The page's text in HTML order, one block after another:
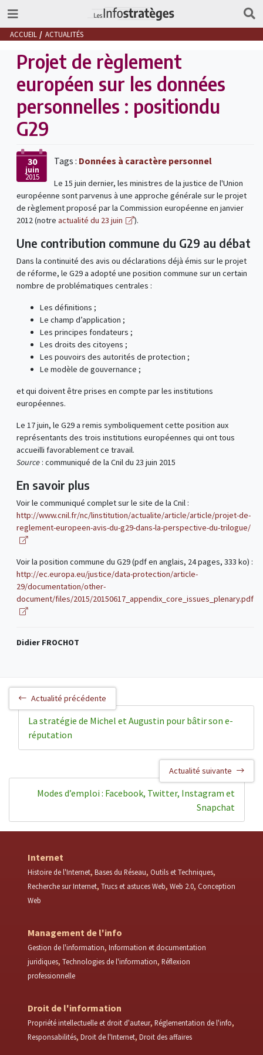
ACCUEIL ACTUALITÉS
Projet de règlement
européen sur les données
personnelles : positiondu
G29
30
juin
2015
Tags : Données à caractère personnel
Le 15 juin dernier, les ministres de la justice de l'Union
européenne sont parvenus à une approche générale sur le projet
de règlement proposé par la Commission européenne en janvier
2012 (notre actualité du 23 juin ).
Une contribution commune du G29 au débat
Dans la continuité des avis ou déclarations déjà émis sur le projet
de réforme, le G29 a adopté une position commune sur un certain
nombre de problématiques centrales :
Les définitions ;
Le champ d’application ;
Les principes fondateurs ;
Les droits des citoyens ;
Les pouvoirs des autorités de protection ;
Le modèle de gouvernance ;
et qui doivent être prises en compte par les institutions
européennes.
Le 17 juin, le G29 a remis symboliquement cette position aux
représentants des trois institutions européennes qui ont tous
accueilli favorablement ce travail.
Source : communiqué de la Cnil du 23 juin 2015
En savoir plus
Voir le communiqué complet sur le site de la Cnil :
http://www.cnil.fr/nc/linstitution/actualite/article/article/projet-de-
reglement-europeen-avis-du-g29-dans-la-perspective-du-trilogue/
Voir la position commune du G29 (pdf en anglais, 24 pages, 333 ko) :
http://ec.europa.eu/justice/data-protection/article-
29/documentation/other-
document/files/2015/20150617_appendix_core_issues_plenary.pdf
Didier FROCHOT
Actualité précédente
La stratégie de Michel et Augustin pour bâtir son e-
réputation
Actualité suivante
Modes d’emploi : Facebook, Twitter, Instagram et
Snapchat
Internet
Histoire de l'Internet Bases du Réseau Outils et Techniques
Recherche sur Internet Trucs et astuces Web Web 2.0 Conception
Web
Management de l'info
Gestion de l'information Information et documentation
juridiques Technologies de l'information Réflexion
professionnelle
Droit de l'information
Propriété intellectuelle et droit d'auteur Réglementation de l'info
Responsabilités Droit de l'Internet Droit des affaires